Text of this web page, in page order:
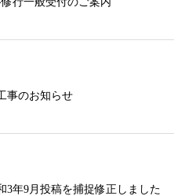
事のお知らせ
3年9月投稿を捕捉修正しました